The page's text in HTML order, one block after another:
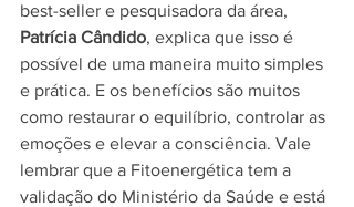
best-seller e pesquisadora da área,
Patrícia Cândido, explica que isso é
possível de uma maneira muito simples
e prática. E os benefícios são muitos
como restaurar o equilíbrio, controlar as
emoções e elevar a consciência. Vale
lembrar que a Fitoenergética tem a
validação do Ministério da Saúde e está